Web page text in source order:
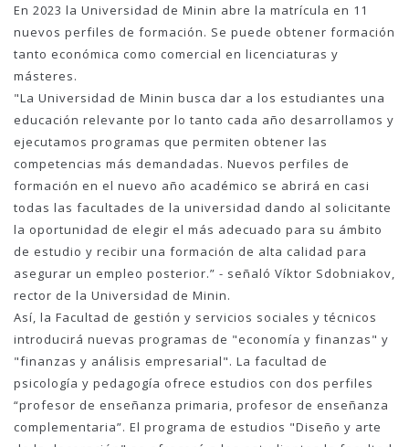
En 2023 la Universidad de Minin abre la matrícula en 11
nuevos perfiles de formación. Se puede obtener formación
tanto económica como comercial en licenciaturas y
másteres.
"La Universidad de Minin busca dar a los estudiantes una
educación relevante por lo tanto cada año desarrollamos y
ejecutamos programas que permiten obtener las
competencias más demandadas. Nuevos perfiles de
formación en el nuevo año académico se abrirá en casi
todas las facultades de la universidad dando al solicitante
la oportunidad de elegir el más adecuado para su ámbito
de estudio y recibir una formación de alta calidad para
asegurar un empleo posterior.” - señaló Víktor Sdobniakov,
rector de la Universidad de Minin.
Así, la Facultad de gestión y servicios sociales y técnicos
introducirá nuevas programas de "economía y finanzas" y
"finanzas y análisis empresarial". La facultad de
psicología y pedagogía ofrece estudios con dos perfiles
“profesor de enseñanza primaria, profesor de enseñanza
complementaria”. El programa de estudios "Diseño y arte